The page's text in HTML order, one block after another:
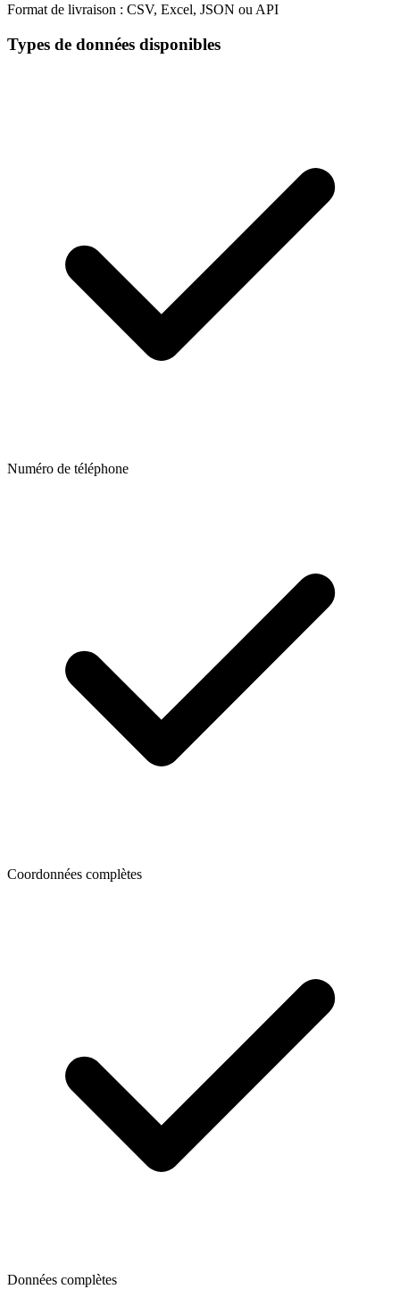
Format de livraison : CSV, Excel, JSON ou API
Types de données disponibles
Numéro de téléphone
Coordonnées complètes
Données complètes